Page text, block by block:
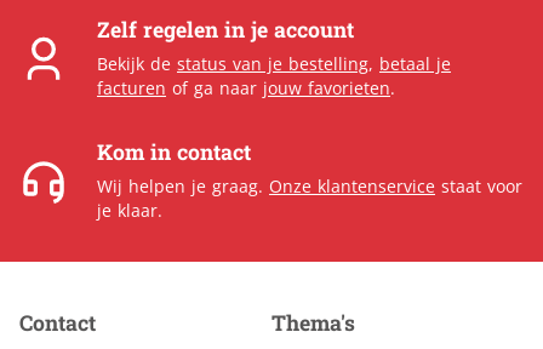
Zelf regelen in je account
Bekijk de status van je bestelling, betaal je
facturen of ga naar jouw favorieten.
Kom in contact
Wij helpen je graag. Onze klantenservice staat voor
je klaar.
Contact Thema's